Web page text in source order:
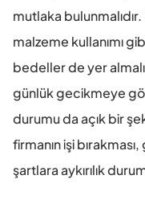
mutlaka
malzeme kullanımı
bedeller de yer
günlük gecikmeye
durumu da açık bir
firmanın işi
şartlara aykırılık